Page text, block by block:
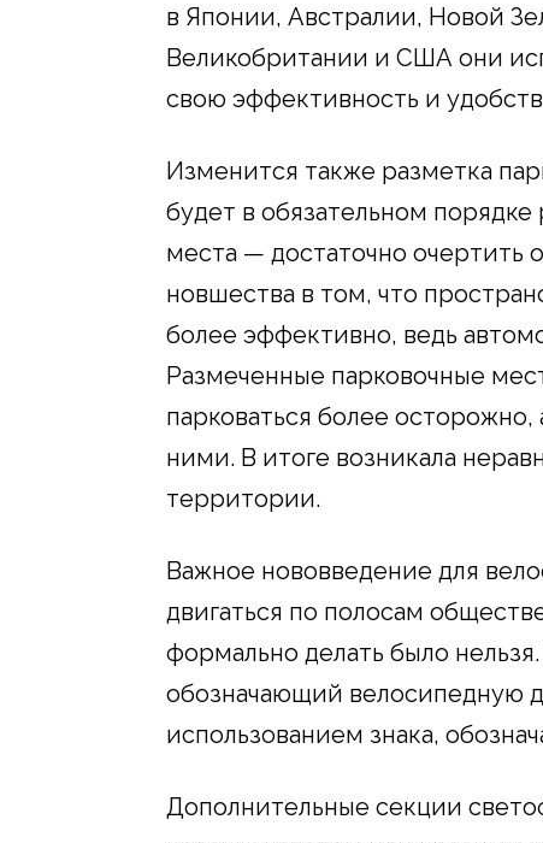
в Японии, Австралии, Новой
Великобритании и США они
свою эффективность и
Изменится также разметка
будет в обязательном
места — достаточно очертить
новшества в том, что
более эффективно, ведь
Размеченные парковочные
парковаться более
ними. В итоге возникала
территории.
Важное нововведение для
двигаться по полосам
формально делать было
обозначающий велосипедную
использованием знака,
Дополнительные секции